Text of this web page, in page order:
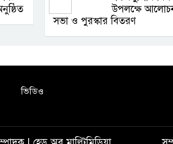
উপলক্ষে
সভা ও পুরস্কার বিতরণ
ভিডিও